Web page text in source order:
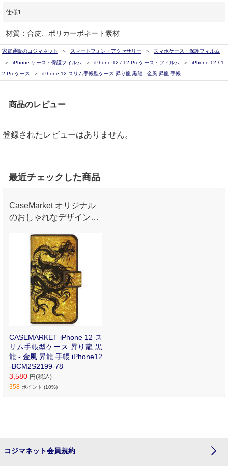
仕様1
材質：合皮、ポリカーボネート素材
家電通販のコジマネット スマートフォン・アクセサリー
スマホケース・保護フィルム
iPhone ケース・保護フィルム
iPhone 12 / 12 Proケース・フィルム
iPhone 12 / 1
2 Proケース
iPhone 12 スリム手帳型ケース 昇り龍 黒龍 - 金風 昇龍 手帳
商品のレビュー
登録されたレビューはありません。
最近チェックした商品
CaseMarket オリジナル
のおしゃれなデザインプ
ル手帳型ケース。
CASEMARKET iPhone 12 ス
リム手帳型ケース 昇り龍 黒
龍 - 金風 昇龍 手帳 iPhone12
-BCM2S2199-78
3,580 円(税込)
358 ポイント (10%)
コジマネット会員規約